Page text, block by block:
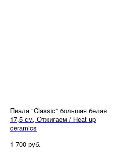
Пиала "Classic" большая белая
17,5 см, Отжигаем / Heat up
ceramics
1 700 руб.